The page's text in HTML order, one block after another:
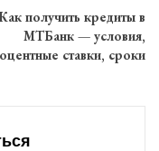
получить кредиты в
МТБанк — условия,
ставки, сроки